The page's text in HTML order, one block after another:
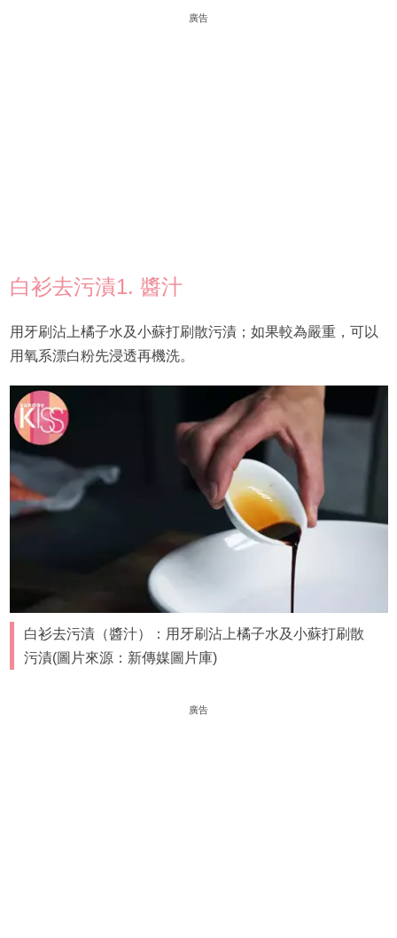
廣告
白衫去污漬1. 醬汁
用牙刷沾上橘子水及小蘇打刷散污漬；如果較為嚴重，可以
用氧系漂白粉先浸透再機洗。
白衫去污漬（醬汁）：用牙刷沾上橘子水及小蘇打刷散
污漬(圖片來源：新傳媒圖片庫)
廣告